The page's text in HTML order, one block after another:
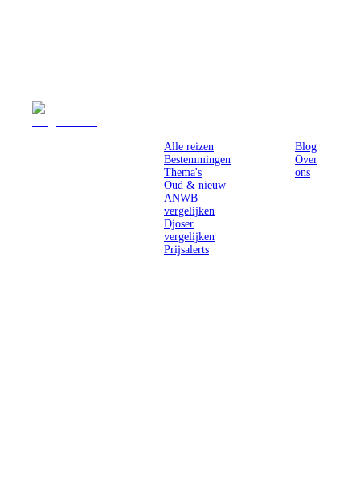
Alle reizen
Bestemmingen
Thema's
Oud & nieuw
ANWB
vergelijken
Djoser
vergelijken
Prijsalerts
Blog
Over
ons